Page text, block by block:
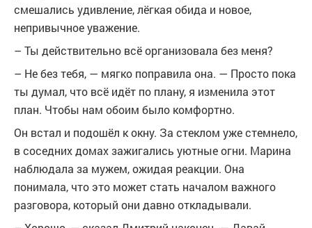
смешались удивление, лёгкая обида и новое,
непривычное уважение.
– Ты действительно всё организовала без меня?
– Не без тебя, — мягко поправила она. — Просто пока
ты думал, что всё идёт по плану, я изменила этот
план. Чтобы нам обоим было комфортно.
Он встал и подошёл к окну. За стеклом уже стемнело,
в соседних домах зажигались уютные огни. Марина
наблюдала за мужем, ожидая реакции. Она
понимала, что это может стать началом важного
разговора, который они давно откладывали.